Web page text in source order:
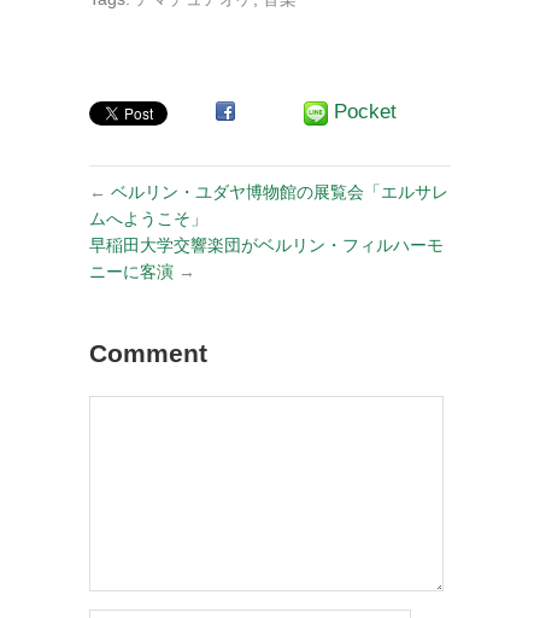
–
ついて
Pocket
← ベルリン・ユダヤ博物館の展覧会「エルサレ
ムへようこそ」
早稲田大学交響楽団がベルリン・フィルハーモ
ニーに客演 →
Comment